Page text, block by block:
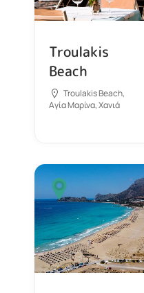
Troulakis
Beach
Troulakis Beach,
Αγία Μαρίνα, Χανιά